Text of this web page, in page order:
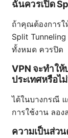
ฉันควรเปิด
ถ้าคุณต้องการใ
Split
ทั้งหมด ควรปิด
VPN จะทำให้
ประเทศหรือไ
ได้ในบางกรณี
การใช้งาน ลอง
ความเป็นส่ว